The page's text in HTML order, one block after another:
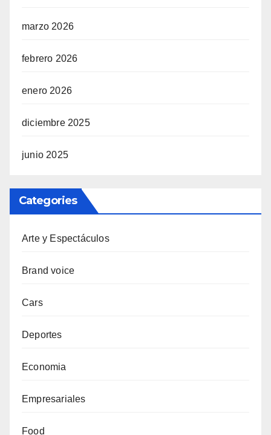
marzo 2026
febrero 2026
enero 2026
diciembre 2025
junio 2025
Categories
Arte y Espectáculos
Brand voice
Cars
Deportes
Economia
Empresariales
Food